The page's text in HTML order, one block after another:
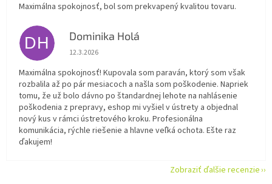
Maximálna spokojnosť, bol som prekvapený kvalitou tovaru.
DH Dominika Holá
Hodnotenie obchodu je 5 z 5 hviezdičiek.
12.3.2026
Maximálna spokojnosť! Kupovala som paraván, ktorý som však
rozbalila až po pár mesiacoch a našla som poškodenie. Napriek
tomu, že už bolo dávno po štandardnej lehote na nahlásenie
poškodenia z prepravy, eshop mi vyšiel v ústrety a objednal
nový kus v rámci ústretového kroku. Profesionálna
komunikácia, rýchle riešenie a hlavne veľká ochota. Ešte raz
ďakujem!
Zobraziť ďalšie recenzie